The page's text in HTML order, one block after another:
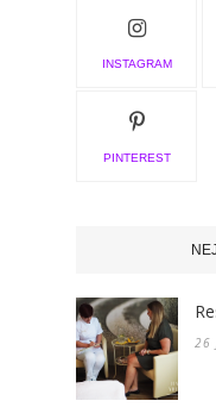
INSTAGRAM
PINTEREST
26